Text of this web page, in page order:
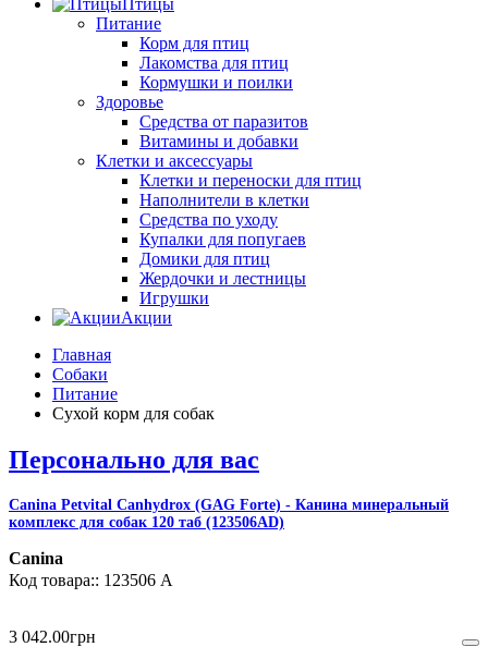
Птицы
Питание
Корм для птиц
Лакомства для птиц
Кормушки и поилки
Здоровье
Средства от паразитов
Витамины и добавки
Клетки и аксессуары
Клетки и переноски для птиц
Наполнители в клетки
Средства по уходу
Купалки для попугаев
Домики для птиц
Жердочки и лестницы
Игрушки
Акции
Главная
Собаки
Питание
Сухой корм для собак
Персонально для вас
Canina Petvital Canhydrox (GAG Forte) - Канина минеральный
комплекс для собак 120 таб (123506AD)
Canina
123506 A
3 042.00грн